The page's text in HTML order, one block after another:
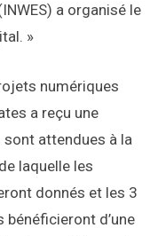
a organisé le
»
numériques
a reçu une
attendues à la
laquelle les
donnés et les 3
d’une